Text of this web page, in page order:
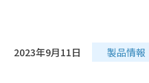
2023年9月11日 製品情報